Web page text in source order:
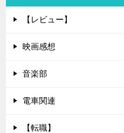
【レビュー】
映画感想
音楽部
電車関連
【転職】